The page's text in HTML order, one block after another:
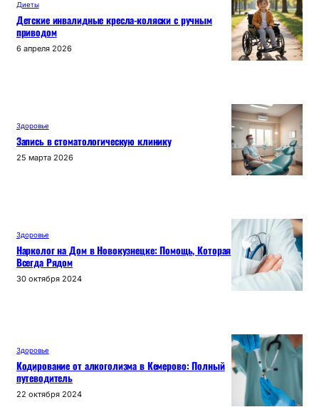
p
p
m
a в
Диеты
Детские инвалидные кресла-коляски с ручным
приводом
6 апреля 2026
Здоровье
Запись в стоматологическую клинику
25 марта 2026
Здоровье
Нарколог на Дом в Новокузнецке: Помощь, Которая
Всегда Рядом
30 октября 2024
Здоровье
Кодирование от алкоголизма в Кемерово: Полный
путеводитель
22 октября 2024